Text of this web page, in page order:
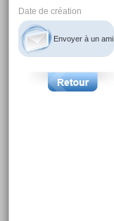
Date de création
Envoyer à un ami